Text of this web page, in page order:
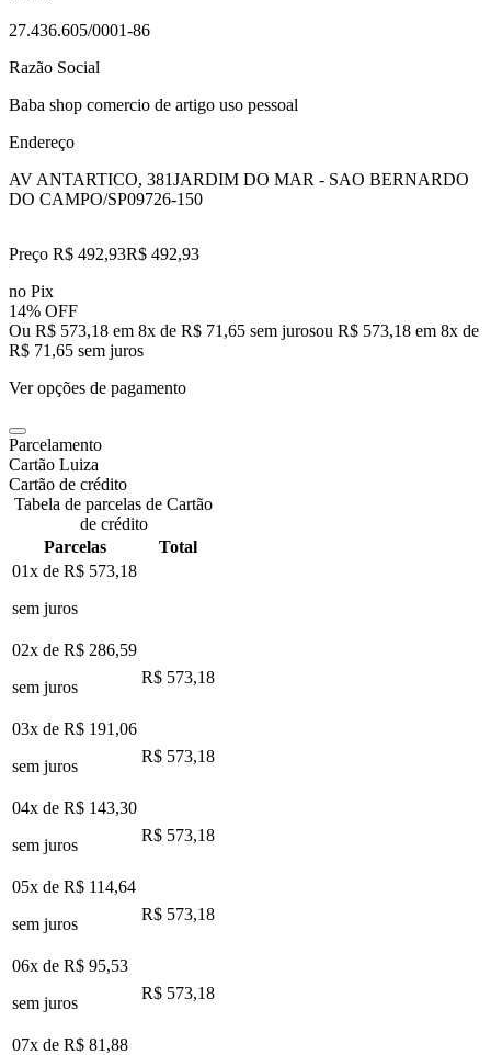
27.436.605/0001-86
Razão Social
Baba shop comercio de artigo uso pessoal
Endereço
AV ANTARTICO, 381JARDIM DO MAR - SAO BERNARDO
DO CAMPO/SP09726-150
Preço R$ 492,93R$ 492,93
no Pix
14% OFF
Ou R$ 573,18 em 8x de R$ 71,65 sem jurosou R$ 573,18 em 8x de
R$ 71,65 sem juros
Ver opções de pagamento
Parcelamento
Cartão Luiza
Cartão de crédito
Tabela de parcelas de Cartão
de crédito
Parcelas
Total
01x de R$ 573,18
sem juros
02x de R$ 286,59
sem juros
R$ 573,18
03x de R$ 191,06
sem juros
R$ 573,18
04x de R$ 143,30
sem juros
R$ 573,18
05x de R$ 114,64
sem juros
R$ 573,18
06x de R$ 95,53
sem juros
R$ 573,18
07x de R$ 81,88